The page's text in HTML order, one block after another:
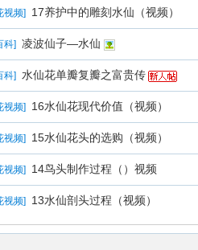
视频] 17养护中的雕刻水仙（视频）
科] 凌波仙子—水仙
科] 水仙花单瓣复瓣之富贵传
视频] 16水仙花现代价值（视频）
视频] 15水仙花头的选购（视频）
视频] 14鸟头制作过程（）视频
视频] 13水仙剖头过程（视频）